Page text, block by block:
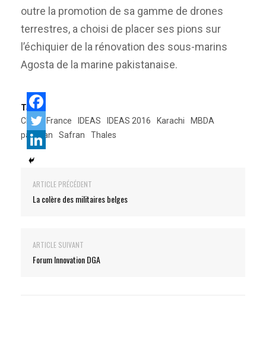
outre la promotion de sa gamme de drones
terrestres, a choisi de placer ses pions sur
l’échiquier de la rénovation des sous-marins
Agosta de la marine pakistanaise.
Tags:
CNIM
France IDEAS IDEAS 2016 Karachi
MBDA
pakistan
Safran Thales
ARTICLE PRÉCÉDENT
La colère des militaires belges
ARTICLE SUIVANT
Forum Innovation DGA